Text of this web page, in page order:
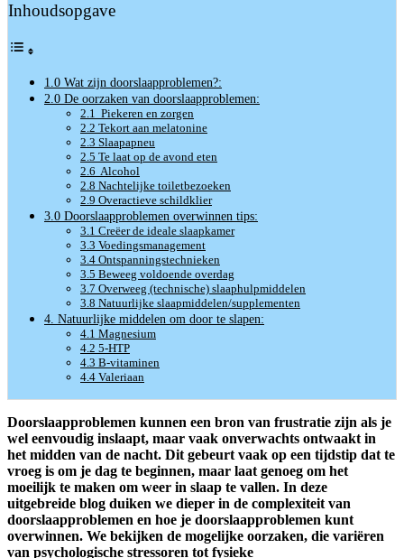
Inhoudsopgave
1.0 Wat zijn doorslaapproblemen?:
2.0 De oorzaken van doorslaapproblemen:
2.1 Piekeren en zorgen
2.2 Tekort aan melatonine
2.3 Slaapapneu
2.5 Te laat op de avond eten
2.6 Alcohol
2.8 Nachtelijke toiletbezoeken
2.9 Overactieve schildklier
3.0 Doorslaapproblemen overwinnen tips:
3.1 Creëer de ideale slaapkamer
3.3 Voedingsmanagement
3.4 Ontspanningstechnieken
3.5 Beweeg voldoende overdag
3.7 Overweeg (technische) slaaphulpmiddelen
3.8 Natuurlijke slaapmiddelen/supplementen
4. Natuurlijke middelen om door te slapen:
4.1 Magnesium
4.2 5-HTP
4.3 B-vitaminen
4.4 Valeriaan
Doorslaapproblemen kunnen een bron van frustratie zijn als je
wel eenvoudig inslaapt, maar vaak onverwachts ontwaakt in
het midden van de nacht. Dit gebeurt vaak op een tijdstip dat te
vroeg is om je dag te beginnen, maar laat genoeg om het
moeilijk te maken om weer in slaap te vallen. In deze
uitgebreide blog duiken we dieper in de complexiteit van
doorslaapproblemen en hoe je doorslaapproblemen kunt
overwinnen. We bekijken de mogelijke oorzaken, die variëren
van psychologische stressoren tot fysieke